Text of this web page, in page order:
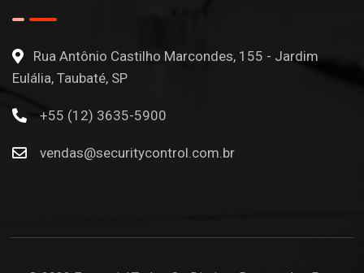
Rua Antônio Castilho Marcondes, 155 - Jardim
Eulália, Taubaté, SP
+55 (12) 3635-5900
vendas@securitycontrol.com.br